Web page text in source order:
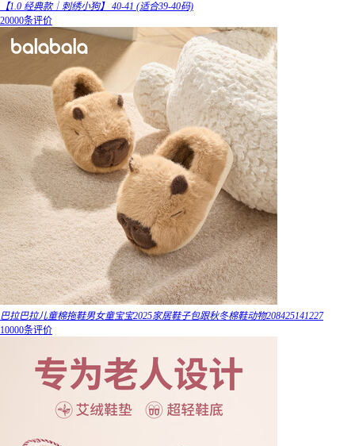
【1.0 经典款｜刺绣小狗】 40-41 (适合39-40码)
20000条评价
巴拉巴拉儿童棉拖鞋男女童宝宝2025家居鞋子包跟秋冬棉鞋动物208425141227
10000条评价